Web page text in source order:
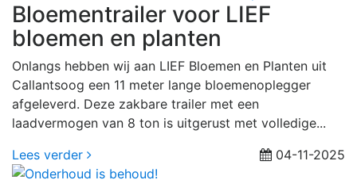
Bloementrailer voor LIEF
bloemen en planten
Onlangs hebben wij aan LIEF Bloemen en Planten uit
Callantsoog een 11 meter lange bloemenoplegger
afgeleverd. Deze zakbare trailer met een
laadvermogen van 8 ton is uitgerust met volledige...
Lees verder
04-11-2025